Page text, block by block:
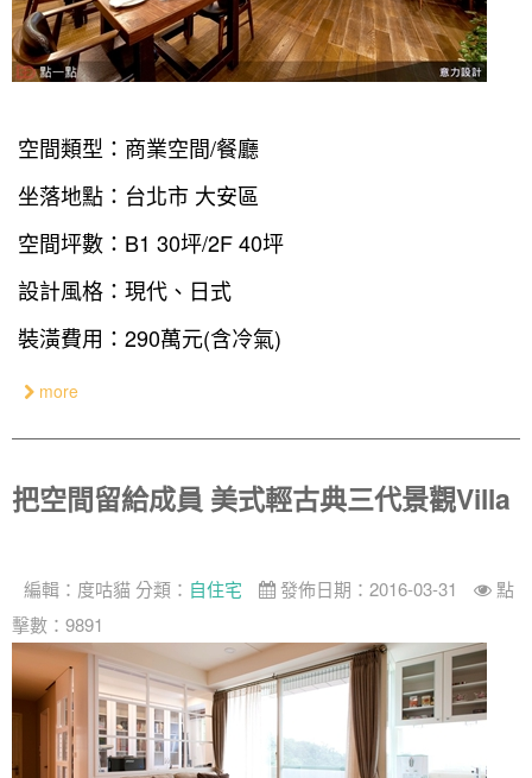
空間類型：商業空間/餐廳
坐落地點：台北市 大安區
空間坪數：B1 30坪/2F 40坪
設計風格：現代、日式
裝潢費用：290萬元(含冷氣)
more
把空間留給成員 美式輕古典三代景觀Villa
編輯： 度咕貓 分類： 自住宅 發佈日期：2016-03-31
點
擊數：9891
北歐
古典
251萬以上
台南 高雄
室內設計師方案
傢俱建材商方案
2房2聽 - 基本版
2房2廳 - 精裝版
主題精選
設計知識+
新北市
桃園市